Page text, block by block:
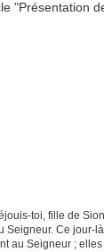
toi, fille de
Ce jour-
au Seigneur ;